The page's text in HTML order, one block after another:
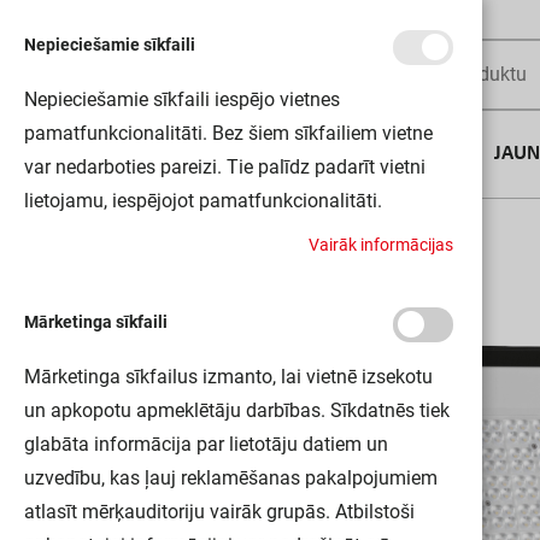
FL PFM 200W/4000K SYM R30 BK LEDV
Nepieciešamie sīkfaili
Nepieciešamie sīkfaili iespējo vietnes
pamatfunkcionalitāti. Bez šiem sīkfailiem vietne
var nedarboties pareizi. Tie palīdz padarīt vietni
lietojamu, iespējojot pamatfunkcionalitāti.
Vairāk informācijas
Mārketinga sīkfaili
Mārketinga sīkfailus izmanto, lai vietnē izsekotu
un apkopotu apmeklētāju darbības. Sīkdatnēs tiek
glabāta informācija par lietotāju datiem un
uzvedību, kas ļauj reklamēšanas pakalpojumiem
atlasīt mērķauditoriju vairāk grupās. Atbilstoši